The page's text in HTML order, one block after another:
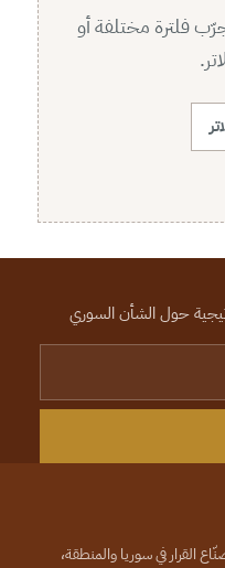
فلترة مختلفة أو
حول الشأن السوري
في سوريا والمنطقة،